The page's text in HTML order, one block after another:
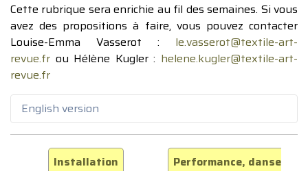
Cette rubrique sera enrichie au fil des semaines. Si vous
avez des propositions à faire, vous pouvez contacter
Louise-Emma Vasserot : le.vasserot@textile-art-
revue.fr ou Hélène Kugler : helene.kugler@textile-art-
revue.fr
English version
Installation
Performance, danse